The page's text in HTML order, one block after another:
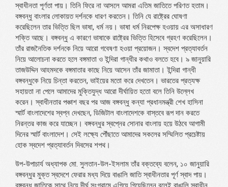
স্বাধীনতা পূর্ণতা পায়। তিনি ফিরে না আসলে আমরা এতিম জাতিতে পরিণত হতাম।
বঙ্গবন্ধু বাংলার লোকায়ত দর্শনকে ধারণ করতেন। তিনি যে রাষ্ট্রের ঘোষণা
করেছিলেন তার ভিত্তি ছিল ভাষা, ধর্ম নয়। ভাষা ধর্ম নিরপেক্ষ হওয়ায় এর অসাধারণ
শক্তি আছে। বঙ্গবন্ধু এ কারণে ভাষাকে রাষ্ট্রের ভিত্তি হিসেবে গ্রহণ করেছিলেন।
তাঁর রাজনৈতিক দর্শনকে নিয়ে আরো গবেষণা হওয়া প্রয়োজন। স্বদেশ প্রত্যাবর্তন
নিয়ে আলোচনা করতে হলে বঙ্গমাতা ও ইন্দিরা গান্ধীর কথাও বলতে হবে। ৯ জানুয়ারি
তাজউদ্দিন আহমদকে বঙ্গমাতার কাছে নিয়ে আসেন তাঁর জামাতা। ইন্দিরা গান্ধী
বঙ্গবন্ধুকে নিয়ে চিন্তা করতেন, ভাইয়ের মতো করে দেখতেন। ভারতের প্রত্যক্ষ
সহায়তা না পেলে আমাদের মুক্তিযুদ্ধ আরো দীর্ঘায়িত হতো বলে তিনি উল্লেখ
করেন। স্বাধীনতার পঞ্চাশ বছর পর আজ বঙ্গবন্ধু কন্যা প্রধানমন্ত্রী শেখ হাসিনা
স্মার্ট বাংলাদেশের স্বপ্ন দেখছেন, ডিজিটাল বাংলাদেশকে বাস্তবে রূপ দান করতে
নিরন্তর কাজ করে যাচ্ছেন। বঙ্গবন্ধুর স্বপ্নের সোনার বাংলায় হয়ে উঠবে আগামী
দিনের স্মার্ট বাংলাদেশ। সেই লক্ষ্যে পৌঁছাতে আমাদের সকলের সম্মিলিত প্রচেষ্টায়
হোক স্বদেশ প্রত্যাবর্তন দিবসের শপথ।
উপ-উপাচার্য অধ্যাপক মো. সুলতান-উল-ইসলাম তাঁর বক্তব্যে বলেন, ১০ জানুয়ারি
বঙ্গবন্ধুর মুক্ত স্বদেশে ফেরার মধ্য দিয়ে বাঙালি জাতি স্বাধীনতার পূর্ণ স্বাদ পায়।